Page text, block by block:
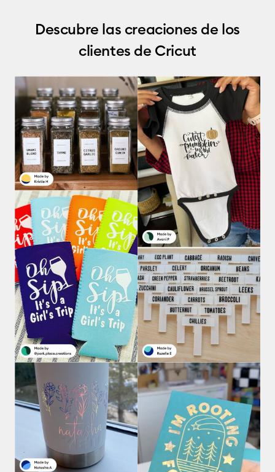
Descubre las creaciones de los
clientes de Cricut